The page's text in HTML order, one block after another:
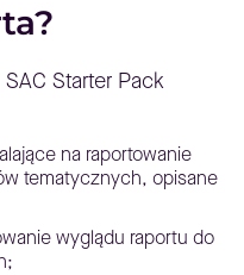
Starter Pack
na raportowanie
tematycznych, opisane
wyglądu raportu do